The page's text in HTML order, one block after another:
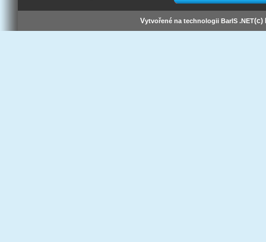
Vytvořené na technologii BarIS .NET(c)